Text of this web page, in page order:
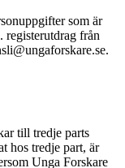
som är
registerutdrag från
till tredje parts
hos tredje part, är
Unga Forskare